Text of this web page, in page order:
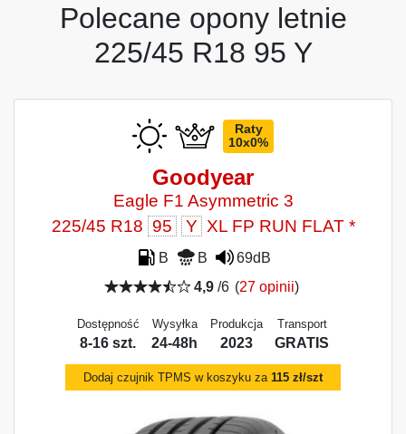
Polecane opony letnie
225/45 R18 95 Y
Raty
10x0%
Goodyear
Eagle F1 Asymmetric 3
225/45 R18 95 Y XL FP RUN FLAT *
B B
69dB
4,9/6 (27 opinii)
Dostępność
8-16 szt.
Wysyłka
24-48h
Produkcja
2023
Transport
GRATIS
Dodaj czujnik TPMS w koszyku za 115 zł/szt